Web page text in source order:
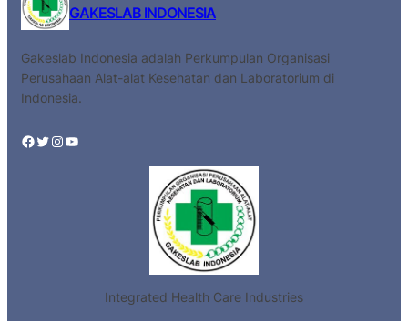
GAKESLAB INDONESIA
Gakeslab Indonesia adalah Perkumpulan Organisasi
Perusahaan Alat-alat Kesehatan dan Laboratorium di
Indonesia.
Facebook Twitter Instagram YouTube
Integrated Health Care Industries